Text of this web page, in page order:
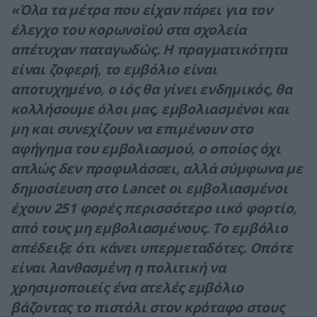
«Όλα τα μέτρα που είχαν πάρει για τον
έλεγχο του κορωνοϊού στα σχολεία
απέτυχαν παταγωδώς. Η πραγματικότητα
είναι ζοφερή, το εμβόλιο είναι
αποτυχημένο, ο ιός θα γίνει ενδημικός, θα
κολλήσουμε όλοι μας, εμβολιασμένοι και
μη και συνεχίζουν να επιμένουν στο
αφήγημα του εμβολιασμού, ο οποίος όχι
απλώς δεν προφυλάσσει, αλλά σύμφωνα με
δημοσίευση στο Lancet οι εμβολιασμένοι
έχουν 251 φορές περισσότερο ιικό φορτίο,
από τους μη εμβολιασμένους. Το εμβόλιο
απέδειξε ότι κάνει υπερμεταδότες. Οπότε
είναι λανθασμένη η πολιτική να
χρησιμοποιείς ένα ατελές εμβόλιο
βάζοντας το πιστόλι στον κρόταφο στους